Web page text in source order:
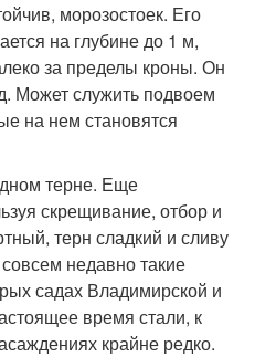
морозостоек. Его
на глубине до 1 м,
за пределы кроны. Он
Может служить подвоем
на нем становятся
терне. Еще
скрещивание, отбор и
терн сладкий и сливу
недавно такие
садах Владимирской и
время стали, к
крайне редко.